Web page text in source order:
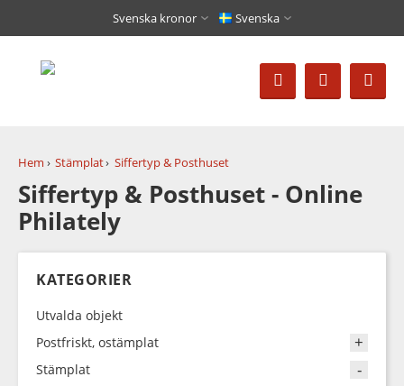
Svenska kronor Svenska
Hem Stämplat Siffertyp & Posthuset
Siffertyp & Posthuset - Online
Philately
KATEGORIER
Utvalda objekt
Postfriskt, ostämplat
Stämplat